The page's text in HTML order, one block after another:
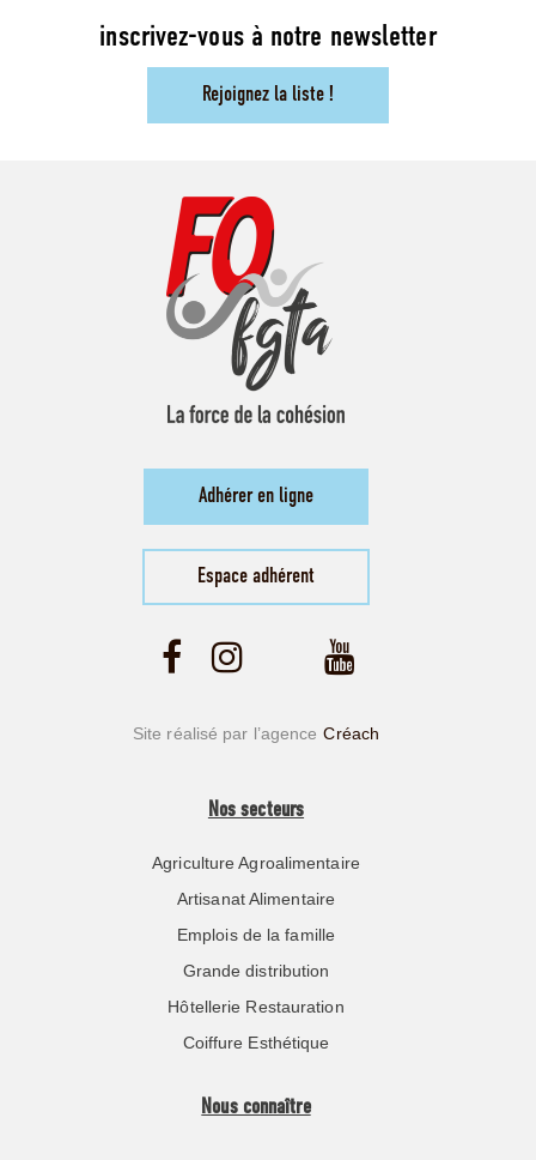
inscrivez-vous à notre newsletter
Rejoignez la liste !
Adhérer en ligne
Espace adhérent
Site réalisé par l’agence Créach
Nos secteurs
Agriculture Agroalimentaire
Artisanat Alimentaire
Emplois de la famille
Grande distribution
Hôtellerie Restauration
Coiffure Esthétique
Nous connaître